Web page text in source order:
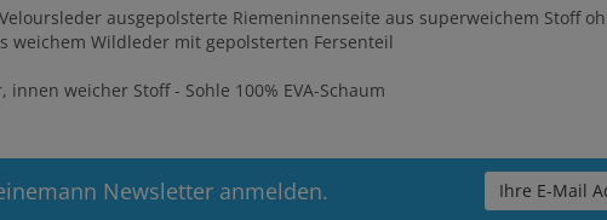
ausgepolsterte Riemeninnenseite aus superweichem Stoff
weichem Wildleder mit gepolsterten Fersenteil
weicher Stoff - Sohle 100% EVA-Schaum
Newsletter anmelden. Ihre E-Mail